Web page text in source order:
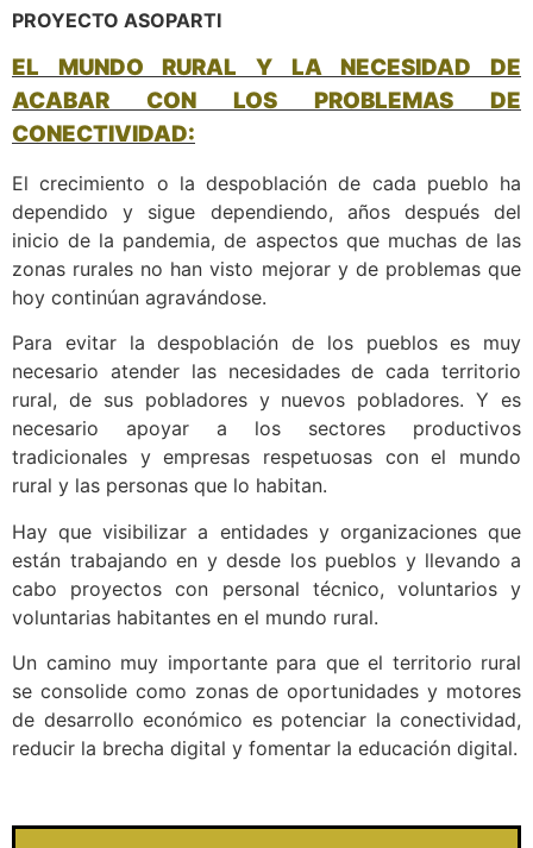
PROYECTO ASOPARTI
EL MUNDO RURAL Y LA NECESIDAD DE
ACABAR CON LOS PROBLEMAS DE
CONECTIVIDAD:
El crecimiento o la despoblación de cada pueblo ha
dependido y sigue dependiendo, años después del
inicio de la pandemia, de aspectos que muchas de las
zonas rurales no han visto mejorar y de problemas que
hoy continúan agravándose.
Para evitar la despoblación de los pueblos es muy
necesario atender las necesidades de cada territorio
rural, de sus pobladores y nuevos pobladores. Y es
necesario apoyar a los sectores productivos
tradicionales y empresas respetuosas con el mundo
rural y las personas que lo habitan.
Hay que visibilizar a entidades y organizaciones que
están trabajando en y desde los pueblos y llevando a
cabo proyectos con personal técnico, voluntarios y
voluntarias habitantes en el mundo rural.
Un camino muy importante para que el territorio rural
se consolide como zonas de oportunidades y motores
de desarrollo económico es potenciar la conectividad,
reducir la brecha digital y fomentar la educación digital.